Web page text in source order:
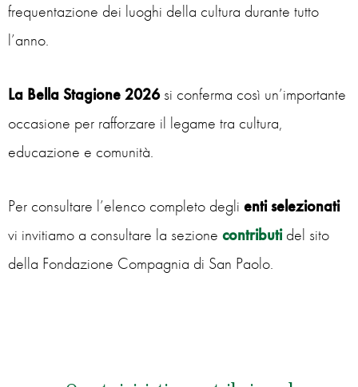
frequentazione dei luoghi della cultura durante tutto
l’anno.
La Bella Stagione 2026si conferma così un’importante
occasione per rafforzare il legame tra cultura,
educazione e comunità.
Per consultare l’elenco completo degli enti selezionati
vi invitiamo a consultare la sezione contributidel sito
della Fondazione Compagnia di San Paolo.